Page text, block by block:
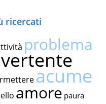
ricercati
problema
acume
amore paura